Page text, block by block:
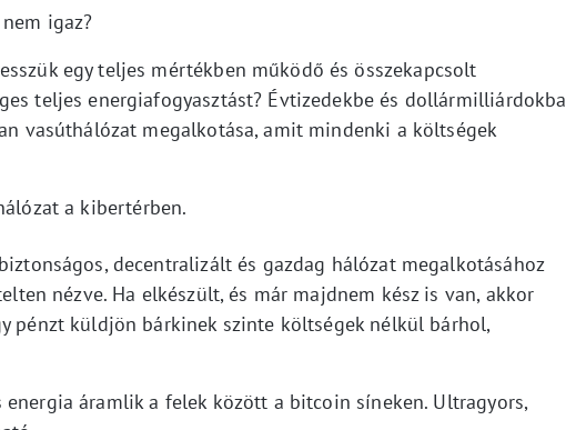
igaz?
egy teljes mértékben működő és összekapcsolt
teljes energiafogyasztást? Évtizedekbe és dollármilliárdokba
vasúthálózat megalkotása, amit mindenki a költségek
a kibertérben.
decentralizált és gazdag hálózat megalkotásához
nézve. Ha elkészült, és már majdnem kész is van, akkor
pénzt küldjön bárkinek szinte költségek nélkül bárhol,
áramlik a felek között a bitcoin síneken. Ultragyors,